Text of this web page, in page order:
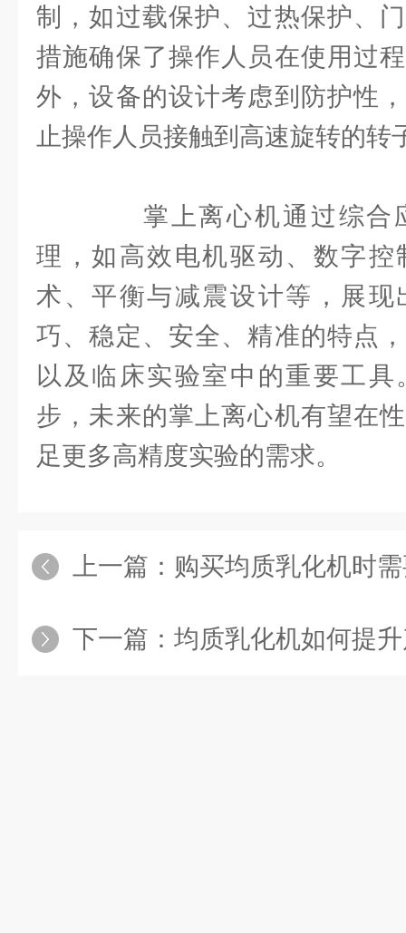
制，如过载保护、过热保护、
措施确保了操作人员在使用过
外，设备的设计考虑到防护性
止操作人员接触到高速旋转的转
掌上离心机通过综合
理，如高效电机驱动、数字控
术、平衡与减震设计等，展
巧、稳定、安全、精准的特点
以及临床实验室中的重要工
步，未来的掌上离心机有望在
足更多高精度实验的需求。
上一篇： 购买均质乳化机时需
下一篇： 均质乳化机如何提